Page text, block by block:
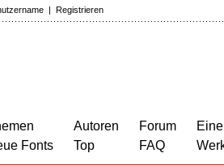
| Registrieren
Fonts
Autoren
Top
Forum
FAQ